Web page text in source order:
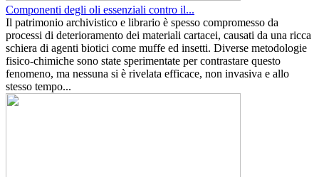
Componenti degli oli essenziali contro il...
Il patrimonio archivistico e librario è spesso compromesso da
processi di deterioramento dei materiali cartacei, causati da una ricca
schiera di agenti biotici come muffe ed insetti. Diverse metodologie
fisico-chimiche sono state sperimentate per contrastare questo
fenomeno, ma nessuna si è rivelata efficace, non invasiva e allo
stesso tempo...